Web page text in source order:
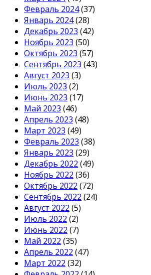
Февраль 2024(37)
Январь 2024(28)
Декабрь 2023 (42)
Ноябрь 2023 (50)
Октябрь 2023 (57)
Сентябрь 2023 (43)
Август 2023 (3)
Июль 2023 (2)
Июнь 2023 (17)
Май 2023 (46)
Апрель 2023 (48)
Март 2023 (49)
Февраль 2023 (38)
Январь 2023 (29)
Декабрь 2022 (49)
Ноябрь 2022 (36)
Октябрь 2022 (72)
Сентябрь 2022 (24)
Август 2022 (5)
Июль 2022 (2)
Июнь 2022 (7)
Май 2022 (35)
Апрель 2022 (47)
Март 2022 (32)